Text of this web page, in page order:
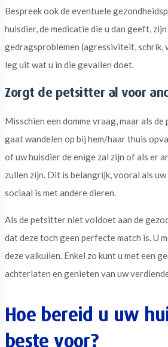
Bespreek ook de eventuele
huisdier, de medicatie die u dan geeft,
gedragsproblemen (agressiviteit, schrik,
leg uit wat u in die gevallen doet.
Zorgt de petsitter al voor
Misschien een domme vraag, maar als
gaat wandelen op bij hem/haar thuis
of uw huisdier de enige zal zijn of als er
zullen zijn. Dit is belangrijk, vooral als
sociaal is met andere dieren.
Als de petsitter niet voldoet aan de
dat deze toch geen perfecte match is. U
deze valkuilen. Enkel zo kunt u met een
achterlaten en genieten van uw
Hoe bereid u uw
beste voor?